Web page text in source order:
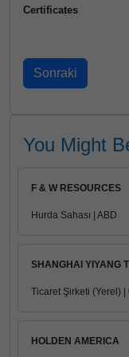
Certificates
You Might
F & W RESOURCES
Hurda Sahası | ABD
SHANGHAI YIYANG
Ticaret Şirketi (Yerel) |
HOLDEN AMERICA